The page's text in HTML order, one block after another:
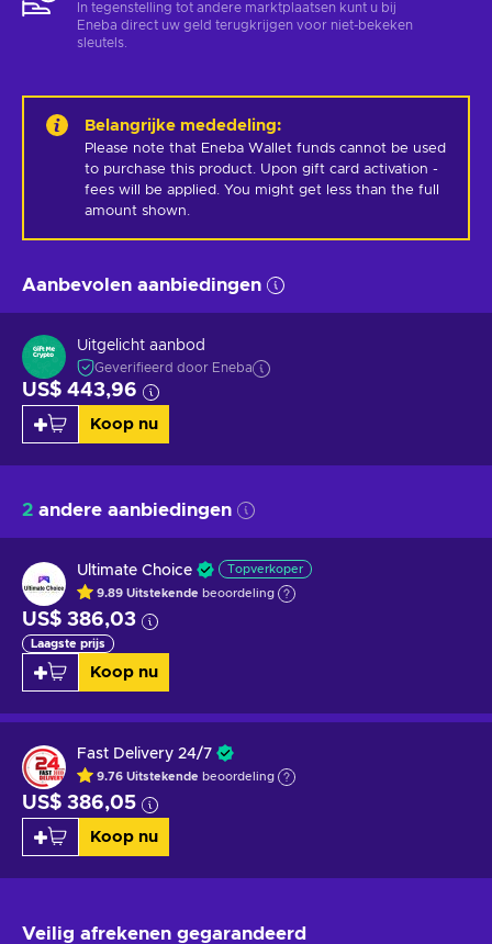
In tegenstelling tot andere marktplaatsen kunt u bij
Eneba direct uw geld terugkrijgen voor niet-bekeken
sleutels.
Belangrijke mededeling:
Please note that Eneba Wallet funds cannot be used
to purchase this product. Upon gift card activation -
fees will be applied. You might get less than the full
amount shown.
Aanbevolen aanbiedingen
Uitgelicht aanbod
Geverifieerd door Eneba
US$ 443,96
Koop nu
2 andere aanbiedingen
Ultimate Choice Topverkoper
9.89 Uitstekende beoordeling
US$ 386,03
Laagste prijs
Koop nu
Fast Delivery 24/7
9.76 Uitstekende beoordeling
US$ 386,05
Koop nu
Veilig afrekenen gegarandeerd